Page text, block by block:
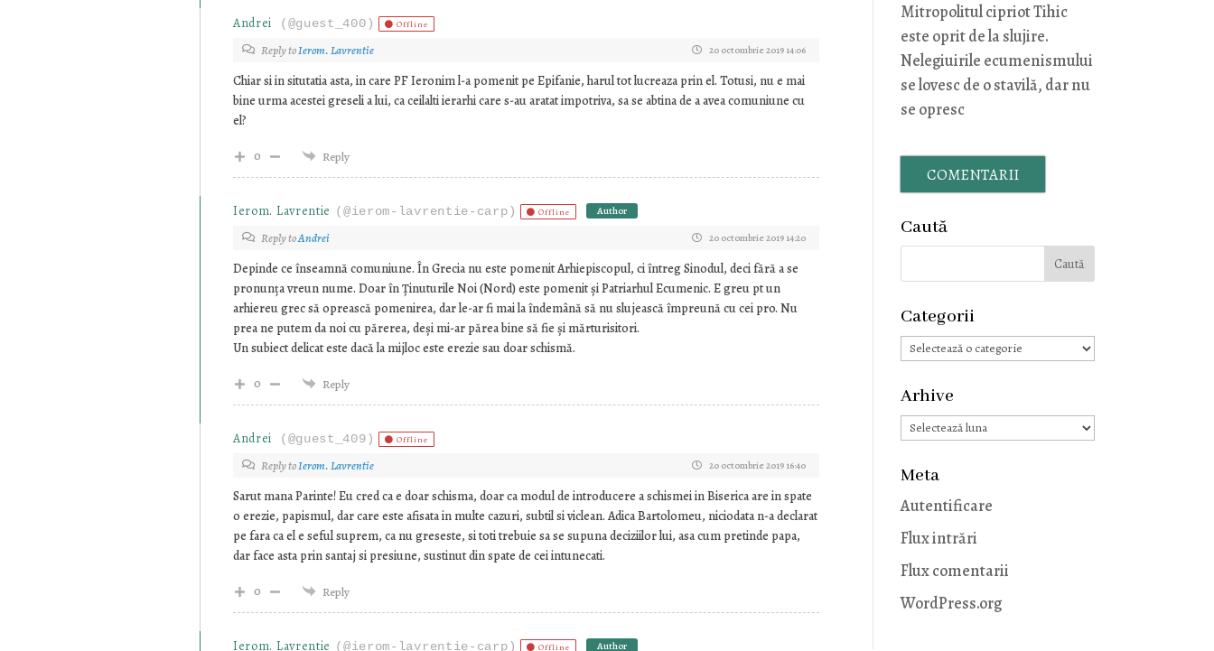
Andrei (@guest_400) Offline
Reply toIerom. Lavrentie 20 octombrie 2019 14:06
Chiar si in situtatia asta, in care PF Ieronim l-a pomenit pe Epifanie, harul tot lucreaza prin el. Totusi, nu e mai
bine urma acestei greseli a lui, ca ceilalti ierarhi care s-au aratat impotriva, sa se abtina de a avea comuniune cu
el?
0 Reply
Ierom. Lavrentie (@ierom-lavrentie-carp) Offline Author
Reply toAndrei 20 octombrie 2019 14:20
Depinde ce înseamnă comuniune. În Grecia nu este pomenit Arhiepiscopul, ci întreg Sinodul, deci fără a se
pronunța vreun nume. Doar în Ținuturile Noi (Nord) este pomenit și Patriarhul Ecumenic. E greu pt un
arhiereu grec să oprească pomenirea, dar le-ar fi mai la îndemână să nu slujească împreună cu cei pro. Nu
prea ne putem da noi cu părerea, deși mi-ar părea bine să fie și mărturisitori.
Un subiect delicat este dacă la mijloc este erezie sau doar schismă.
0 Reply
Andrei (@guest_409) Offline
Reply toIerom. Lavrentie 20 octombrie 2019 16:40
Sarut mana Parinte! Eu cred ca e doar schisma, doar ca modul de introducere a schismei in Biserica are in spate
o erezie, papismul, dar care este afisata in multe cazuri, subtil si viclean. Adica Bartolomeu, niciodata n-a declarat
pe fara ca el e seful suprem, ca nu greseste, si toti trebuie sa se supuna deciziilor lui, asa cum pretinde papa,
dar face asta prin santaj si presiune, sustinut din spate de cei intunecati.
0 Reply
Ierom. Lavrentie (@ierom-lavrentie-carp) Offline Author
Mitropolitul cipriot Tihic
este oprit de la slujire.
Nelegiuirile ecumenismului
se lovesc de o stavilă, dar nu
se opresc
COMENTARII
Caută
Categorii
Categorii
Arhive
Arhive
Meta
Autentificare
Flux intrări
Flux comentarii
WordPress.org